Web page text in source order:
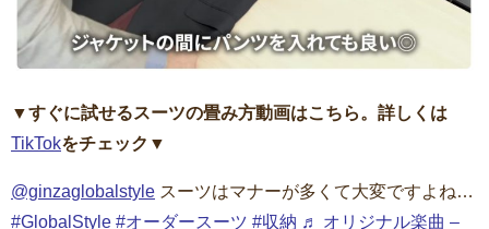
▼すぐに試せるスーツの畳み方動画はこちら。詳しくは
TikTokをチェック▼
@ginzaglobalstyle スーツはマナーが多くて大変ですよね…
#GlobalStyle #オーダースーツ #収納 ♬ オリジナル楽曲 –